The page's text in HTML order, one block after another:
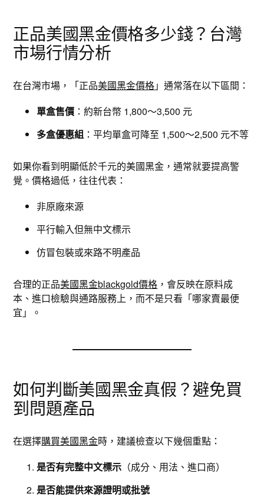
正品美國黑金價格多少錢？台灣
市場行情分析
在台灣市場，「正品美國黑金價格」通常落在以下區間：
單盒售價 ：約新台幣 1,800～3,500 元
多盒優惠組 ：平均單盒可降至 1,500～2,500 元不等
如果你看到明顯低於千元的美國黑金，通常就要提高警
覺。價格過低，往往代表：
非原廠來源
平行輸入但無中文標示
仿冒包裝或來路不明產品
合理的正品美國黑金blackgold價格 ，會反映在原料成
本、進口檢驗與通路服務上，而不是只看「哪家賣最便
宜」。
如何判斷美國黑金真假？避免買
到問題產品
在選擇購買美國黑金時，建議檢查以下幾個重點：
是否有完整中文標示 （成分、用法、進口商）
是否能提供來源證明或批號